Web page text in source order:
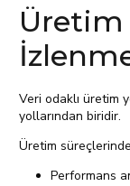
Üretim
Veri odaklı üretim
yollarından biridir.
Üretim
Performans